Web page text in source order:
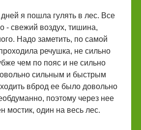
дней я пошла гулять в лес. Все
- свежий воздух, тишина,
Надо заметить, по самой
речушка, не сильно
чем по пояс и не сильно
сильным и быстрым
вброд ее было довольно
поэтому через нее
мостик, один на весь лес.